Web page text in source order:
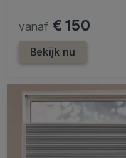
vanaf € 150
Bekijk nu